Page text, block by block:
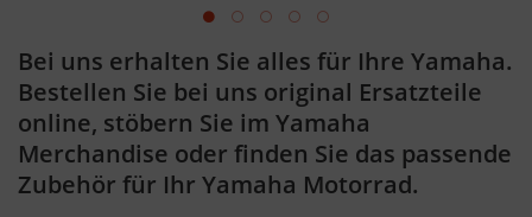
Bei uns erhalten Sie alles für Ihre Yamaha.
Bestellen Sie bei uns original Ersatzteile
online, stöbern Sie im Yamaha
Merchandise oder finden Sie das passende
Zubehör für Ihr Yamaha Motorrad.